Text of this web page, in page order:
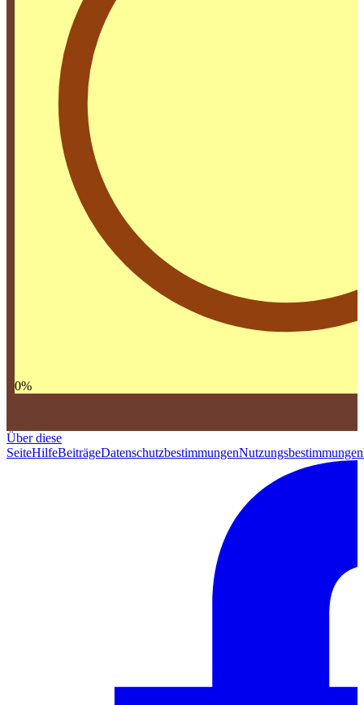
0%
Über diese
SeiteHilfeBeiträgeDatenschutzbestimmungenNutzungsbestimmungen